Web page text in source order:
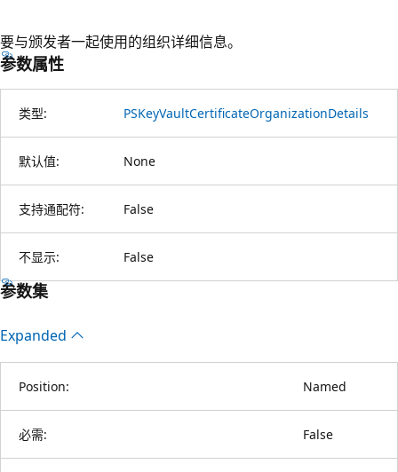
要与颁发者一起使用的组织详细信息。
参数属性
类型: PSKeyVaultCertificateOrganizationDetails
默认值: None
支持通配符: False
不显示: False
参数集
Expanded
Position: Named
必需: False